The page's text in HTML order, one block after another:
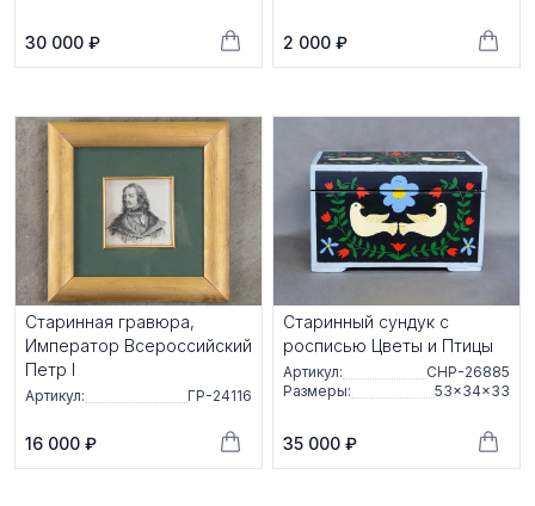
30 000 ₽ 2 000 ₽
Старинная гравюра,
Император Всероссийский
Петр I
Артикул: ГР-24116
16 000 ₽
Старинный сундук с
росписью Цветы и Птицы
Артикул:
СНР-26885
Размеры:
53×34×33
35 000 ₽